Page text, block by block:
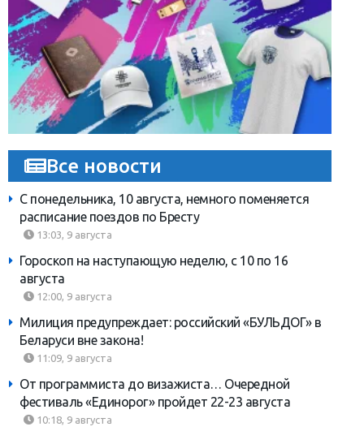
Все новости
С понедельника, 10 августа, немного поменяется
расписание поездов по Бресту
13:03, 9 августа
Гороскоп на наступающую неделю, с 10 по 16
августа
12:00, 9 августа
Милиция предупреждает: российский «БУЛЬДОГ» в
Беларуси вне закона!
11:09, 9 августа
От программиста до визажиста… Очередной
фестиваль «Единорог» пройдет 22-23 августа
10:18, 9 августа